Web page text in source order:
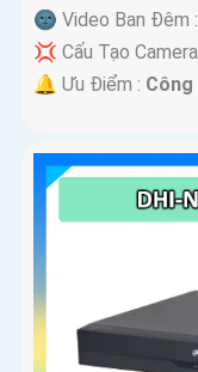
🌚 Video Ban Đêm :
💢 Cấu Tạo Camera
️🔔 Ưu Điểm : Công